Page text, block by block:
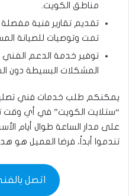
مناطق الكويت.
تقديم تقارير فنية مفصلة
تمت وتوصيات للصيانة
توفير خدمة الدعم
المشكلات البسيطة دون
يمكنكم طلب خدمات فني
“ستلايت الكويت” في أي وقت
على مدار الساعة طوال أيام
تندموا أبداً، فرضا العميل هو
اتصل بالفني